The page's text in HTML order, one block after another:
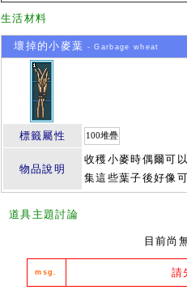
生活材料
壞掉的小麥葉 - Garbage wheat
標籤屬性 100堆疊
物品說明
收穫小麥時偶爾可
集這些葉子後好像
道具主題討論
目前尚
msg. 請